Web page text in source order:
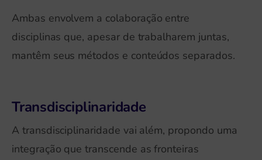
Ambas envolvem a colaboração entre
disciplinas que, apesar de trabalharem juntas,
mantêm seus métodos e conteúdos separados.
Transdisciplinaridade
A transdisciplinaridade vai além, propondo uma
integração que transcende as fronteiras